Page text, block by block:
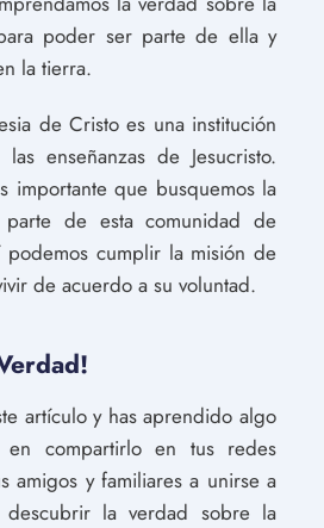
poder ser parte de ella y
la tierra.
de Cristo es una institución
enseñanzas de Jesucristo.
importante que busquemos la
de esta comunidad de
podemos cumplir la misión de
de acuerdo a su voluntad.
artículo y has aprendido algo
compartirlo en tus redes
amigos y familiares a unirse a
descubrir la verdad sobre la